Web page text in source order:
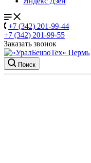
+7 (342) 201-99-44
+7 (342) 201-99-55
Заказать звонок
Поиск